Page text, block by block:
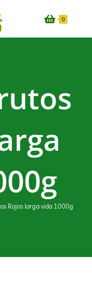
0
Rojos larga vida 1000g